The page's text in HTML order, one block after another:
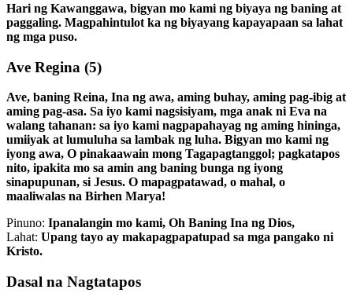
Hari ng Kawanggawa, bigyan mo kami ng biyaya ng baning at
paggaling. Magpahintulot ka ng biyayang kapayapaan sa lahat
ng mga puso.
Ave Regina (5)
Ave, baning Reina, Ina ng awa, aming buhay, aming pag-ibig at
aming pag-asa. Sa iyo kami nagsisiyam, mga anak ni Eva na
walang tahanan: sa iyo kami nagpapahayag ng aming hininga,
umiiyak at lumuluha sa lambak ng luha. Bigyan mo kami ng
iyong awa, O pinakaawain mong Tagapagtanggol; pagkatapos
nito, ipakita mo sa amin ang baning bunga ng iyong
sinapupunan, si Jesus. O mapagpatawad, o mahal, o
maaliwalas na Birhen Marya!
Pinuno: Ipanalangin mo kami, Oh Baning Ina ng Dios,
Lahat: Upang tayo ay makapagpapatupad sa mga pangako ni
Kristo.
Dasal na Nagtatapos